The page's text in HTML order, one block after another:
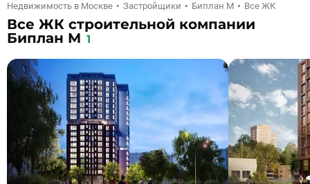
Недвижимость в Москве Застройщики Биплан М Все ЖК
Все ЖК строительной компании
Биплан М 1